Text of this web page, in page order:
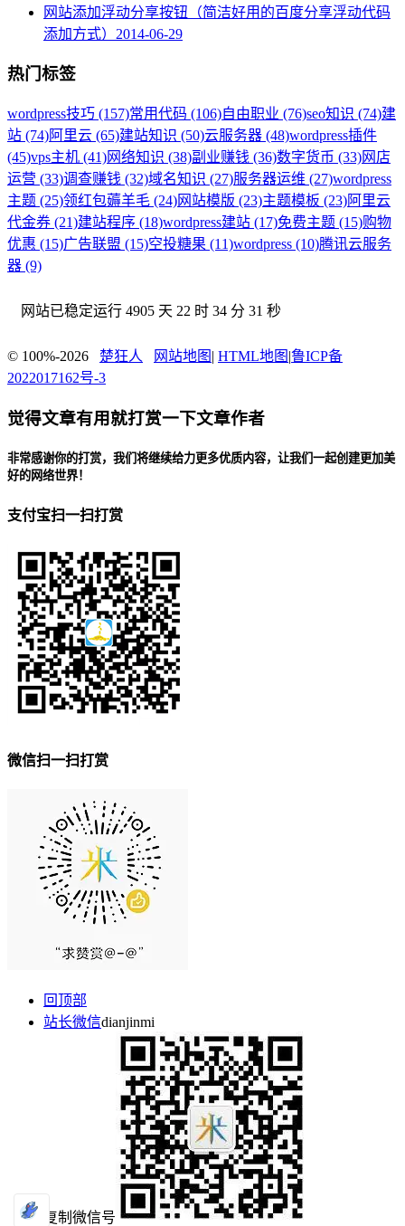
网站添加浮动分享按钮（简洁好用的百度分享浮动代码
添加方式） 2014-06-29
热门标签
wordpress技巧 (157)常用代码 (106)自由职业 (76)seo知识 (74)建
站 (74)阿里云 (65)建站知识 (50)云服务器 (48)wordpress插件
(45)vps主机 (41)网络知识 (38)副业赚钱 (36)数字货币 (33)网店
运营 (33)调查赚钱 (32)域名知识 (27)服务器运维 (27)wordpress
主题 (25)领红包薅羊毛 (24)网站模版 (23)主题模板 (23)阿里云
代金券 (21)建站程序 (18)wordpress建站 (17)免费主题 (15)购物
优惠 (15)广告联盟 (15)空投糖果 (11)wordpress (10)腾讯云服务
器 (9)
网站已稳定运行 4905 天 22 时 34 分 32 秒
© 100%-2026 楚狂人 网站地图 | HTML地图 |鲁ICP备
2022017162号-3
觉得文章有用就打赏一下文章作者
非常感谢你的打赏，我们将继续给力更多优质内容，让我们一起创建更加美
好的网络世界！
支付宝扫一扫打赏
微信扫一扫打赏
回顶部
站长微信dianjinmi
复制微信号